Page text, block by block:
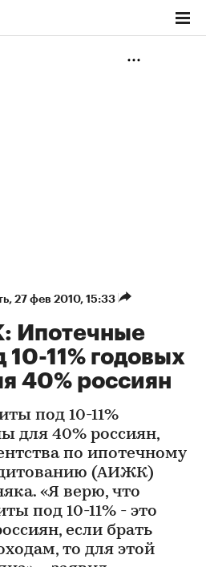
⁠, 27 фев 2010, 15:33
Ипотечные
11% годовых
40% россиян
под 10-11%
для 40% россиян,
по ипотечному
(АИЖК)
«Я верю, что
под 10-11% - это
если брать
то для этой